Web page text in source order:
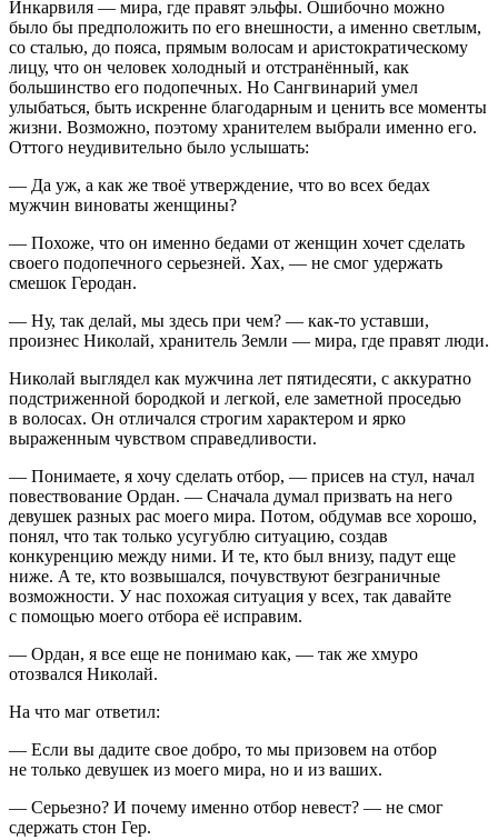
Инкарвиля — мира, где правят эльфы. Ошибочно можно
было бы предположить по его внешности, а именно светлым,
со сталью, до пояса, прямым волосам и аристократическому
лицу, что он человек холодный и отстранённый, как
большинство его подопечных. Но Сангвинарий умел
улыбаться, быть искренне благодарным и ценить все моменты
жизни. Возможно, поэтому хранителем выбрали именно его.
Оттого неудивительно было услышать:
— Да уж, а как же твоё утверждение, что во всех бедах
мужчин виноваты женщины?
— Похоже, что он именно бедами от женщин хочет сделать
своего подопечного серьезней. Хах, — не смог удержать
смешок Геродан.
— Ну, так делай, мы здесь при чем? — как-то уставши,
произнес Николай, хранитель Земли — мира, где правят люди.
Николай выглядел как мужчина лет пятидесяти, с аккуратно
подстриженной бородкой и легкой, еле заметной проседью
в волосах. Он отличался строгим характером и ярко
выраженным чувством справедливости.
— Понимаете, я хочу сделать отбор, — присев на стул, начал
повествование Ордан. — Сначала думал призвать на него
девушек разных рас моего мира. Потом, обдумав все хорошо,
понял, что так только усугублю ситуацию, создав
конкуренцию между ними. И те, кто был внизу, падут еще
ниже. А те, кто возвышался, почувствуют безграничные
возможности. У нас похожая ситуация у всех, так давайте
с помощью моего отбора её исправим.
— Ордан, я все еще не понимаю как, — так же хмуро
отозвался Николай.
На что маг ответил:
— Если вы дадите свое добро, то мы призовем на отбор
не только девушек из моего мира, но и из ваших.
— Серьезно? И почему именно отбор невест? — не смог
сдержать стон Гер.